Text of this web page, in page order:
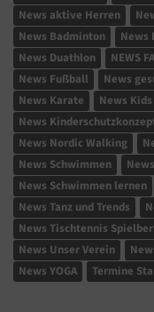
News aktive Herren
News Badminton
News
News Duathlon
NEWS
News Fußball
News
News Karate
News Kids
News
News Nordic Walking
News Schwimmen
News Schwimmen lernen
News Tanz und Trends
News Tischtennis
News Unser Verein
News YOGA
Termine